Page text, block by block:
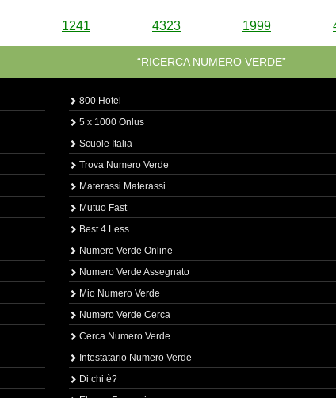
1241 4323 1999
“RICERCA NUMERO VERDE”
800 Hotel
5 x 1000 Onlus
Scuole Italia
Trova Numero Verde
Materassi Materassi
Mutuo Fast
Best 4 Less
Numero Verde Online
Numero Verde Assegnato
Mio Numero Verde
Numero Verde Cerca
Cerca Numero Verde
Intestatario Numero Verde
Di chi è?